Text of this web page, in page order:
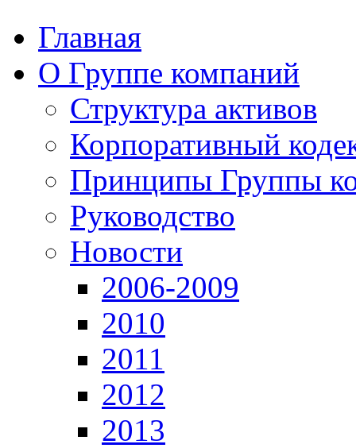
Главная
О Группе компаний
Структура активов
Корпоративный
Принципы Группы
Руководство
Новости
2006-2009
2010
2011
2012
2013